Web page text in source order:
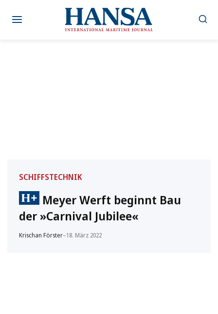
Inhalt
SCHIFFSTECHNIK
Meyer Werft beginnt Bau
der »Carnival Jubilee«
Krischan Förster–18. März 2022